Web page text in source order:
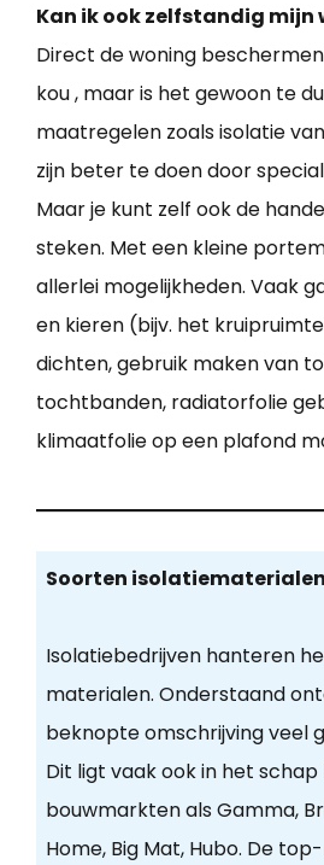
Kan ik ook zelfstandig mijn
Direct de woning
kou , maar is het gewoon te
maatregelen zoals isolatie
zijn beter te doen door
Maar je kunt zelf ook de
steken. Met een kleine
allerlei mogelijkheden. Vaak
en kieren (bijv. het
dichten, gebruik maken van
tochtbanden, radiatorfolie
klimaatfolie op een plafond
Soorten isolatiematerialen
Isolatiebedrijven hanteren
materialen. Onderstaand
beknopte omschrijving veel
Dit ligt vaak ook in het
bouwmarkten als Gamma,
Home, Big Mat, Hubo. De